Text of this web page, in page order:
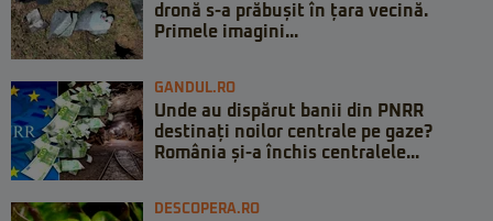
dronă s-a prăbușit în țara vecină.
Primele imagini...
GANDUL.RO
Unde au dispărut banii din PNRR
destinați noilor centrale pe gaze?
România și-a închis centralele...
DESCOPERA.RO